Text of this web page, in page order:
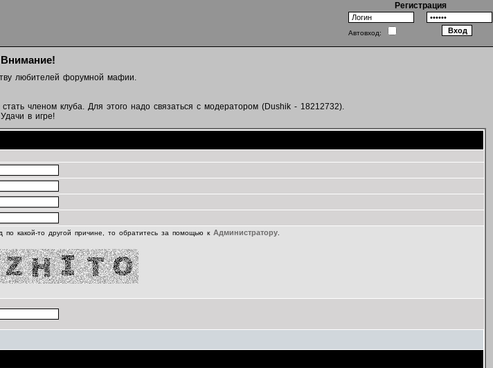
Регистрация
Автовход:
Внимание!
любителей форумной мафии.
членом клуба. Для этого надо связаться с модератором (Dushik - 18212732).
Удачи в игре!
какой-то другой причине, то обратитесь за помощью к Администратору